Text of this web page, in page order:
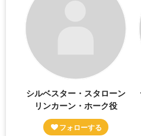
シルベスター・スタローン
リンカーン・ホーク役